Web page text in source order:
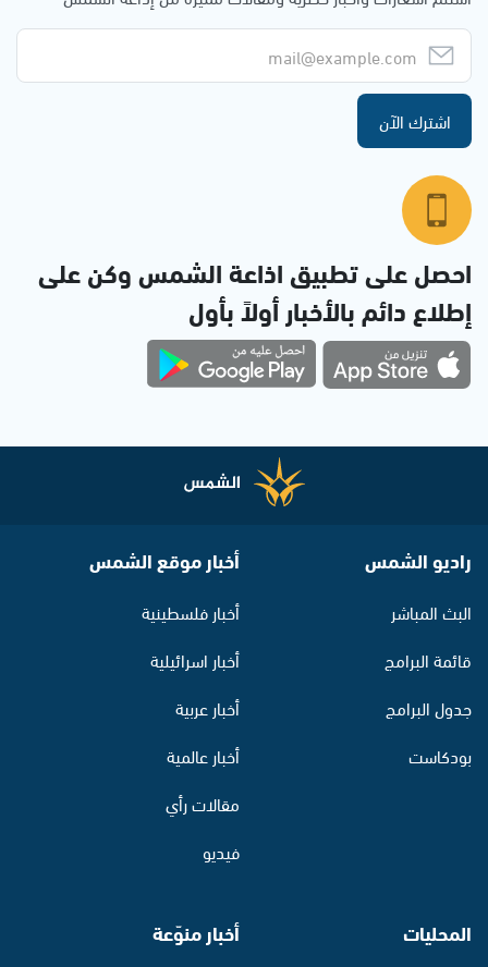
اشترك الآن
احصل على تطبيق اذاعة الشمس وكن على
إطلاع دائم بالأخبار أولاً بأول
راديو الشمس
البث المباشر
قائمة البرامج
جدول البرامج
بودكاست
أخبار موقع الشمس
أخبار فلسطينية
أخبار اسرائيلية
أخبار عربية
أخبار عالمية
مقالات رأي
فيديو
المحليات أخبار منوّعة